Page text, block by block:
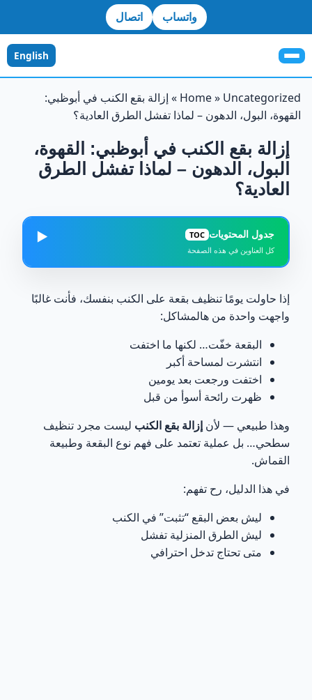
واتساب اتصال
English
Home» Uncategorized
» إزالة بقع الكنب في أبوظبي:
القهوة، البول، الدهون – لماذا تفشل الطرق العادية؟
إزالة بقع الكنب في أبوظبي: القهوة،
البول، الدهون – لماذا تفشل الطرق
العادية؟
جدول المحتويات TOC
كل العناوين في هذه الصفحة
▶️
2 أكبر خطأ: تنظيف البقعة بطريقة عشوائية
3 بقع القهوة: الأكثر انتشارًا… والأكثر خداعًا
4 بقع البول: المشكلة مو البقعة… المشكلة الرائحة
5 بقع الدهون: الأسوأ عند التنظيف الخاطئ
6
8 بدك حل فعلي مو تجارب؟
إذا حاولت يومًا تنظيف بقعة على الكنب بنفسك، فأنت غالبًا
واجهت واحدة من هالمشاكل:
البقعة خفّت… لكنها ما اختفت
انتشرت لمساحة أكبر
اختفت ورجعت بعد يومين
ظهرت رائحة أسوأ من قبل
وهذا طبيعي — لأن إزالة بقع الكنب ليست مجرد تنظيف
سطحي… بل عملية تعتمد على فهم نوع البقعة وطبيعة
القماش.
في هذا الدليل، رح تفهم:
ليش بعض البقع “تثبت” في الكنب
ليش الطرق المنزلية تفشل
متى تحتاج تدخل احترافي